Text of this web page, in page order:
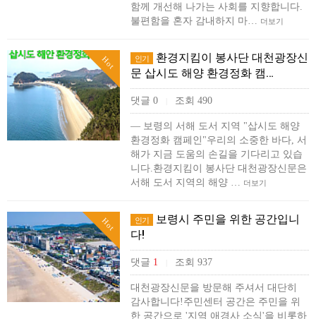
함께 개선해 나가는 사회를 지향합니다.
불편함을 혼자 감내하지 마…
더보기
Hot 인기
환경지킴이 봉사단 대천광장신
문 삽시도 해양 환경정화 캠…
댓글 0 조회 490
― 보령의 서해 도서 지역 "삽시도 해양
환경정화 캠페인"우리의 소중한 바다, 서
해가 지금 도움의 손길을 기다리고 있습
니다.환경지킴이 봉사단 대천광장신문은
서해 도서 지역의 해양 …
더보기
Hot 인기
보령시 주민을 위한 공간입니
다!
댓글 1 조회 937
대천광장신문을 방문해 주셔서 대단히
감사합니다!주민센터 공간은 주민을 위
한 공간으로 '지역 애경사 소식'을 비롯하